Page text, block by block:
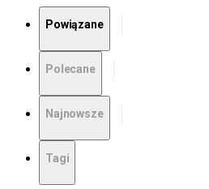
Powiązane
Polecane
Najnowsze
Tagi